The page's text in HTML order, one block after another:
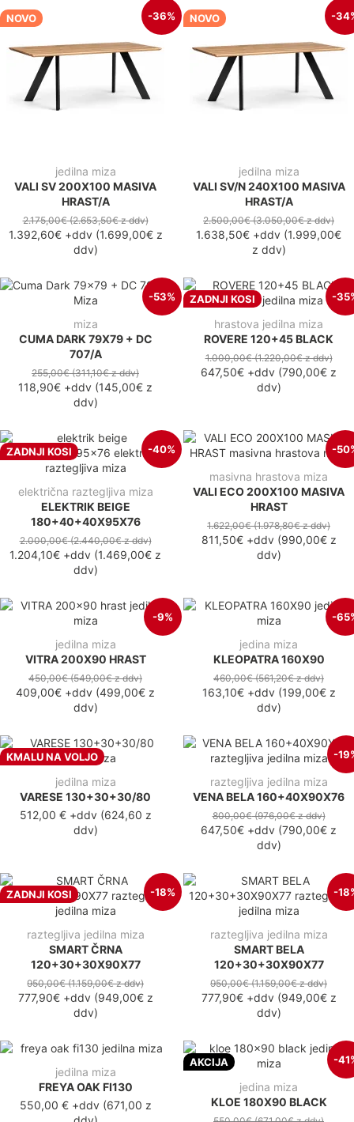
NOVO -36%
jedilna miza
VALI SV 200X100 MASIVA
HRAST/A
2.175,00€(2.653,50€z ddv)
1.392,60€+ddv(1.699,00€z
ddv)
NOVO -
jedilna miza
VALI SV/N 240X100 MASIVA
HRAST/A
2.500,00€(3.050,00€z ddv)
1.638,50€ +ddv (1.999,00€
z ddv)
-53%
miza
CUMA DARK 79X79 + DC
707/A
255,00€(311,10€z ddv)
118,90€ +ddv (145,00€ z
ddv)
ZADNJI KOSI -
hrastova jedilna miza
ROVERE 120+45 BLACK
1.000,00€(1.220,00€z ddv)
647,50€ +ddv (790,00€ z
ddv)
ZADNJI KOSI -40%
električna raztegljiva miza
ELEKTRIK BEIGE
180+40+40X95X76
2.000,00€(2.440,00€z ddv)
1.204,10€ +ddv (1.469,00€ z
ddv)
-
masivna hrastova miza
VALI ECO 200X100 MASIVA
HRAST
1.622,00€(1.978,80€z ddv)
811,50€+ddv(990,00€z
ddv)
-9%
jedilna miza
VITRA 200X90 HRAST
450,00€(549,00€z ddv)
409,00€ +ddv (499,00€ z
ddv)
-
jedina miza
KLEOPATRA 160X90
460,00€(561,20€z ddv)
163,10€+ddv(199,00€z
ddv)
KMALU NA VOLJO
jedilna miza
VARESE 130+30+30/80
512,00 €+ddv(624,60 z
ddv)
-
raztegljiva jedilna miza
VENA BELA 160+40X90X76
800,00€(976,00€z ddv)
647,50€ +ddv (790,00€ z
ddv)
ZADNJI KOSI -18%
raztegljiva jedilna miza
SMART ČRNA
120+30+30X90X77
950,00€(1.159,00€z ddv)
777,90€+ddv(949,00€z
ddv)
-
raztegljiva jedilna miza
SMART BELA
120+30+30X90X77
950,00€(1.159,00€z ddv)
777,90€+ddv(949,00€z
ddv)
jedilna miza
FREYA OAK FI130
550,00 €+ddv(671,00 z
AKCIJA -
jedina miza
KLOE 180X90 BLACK